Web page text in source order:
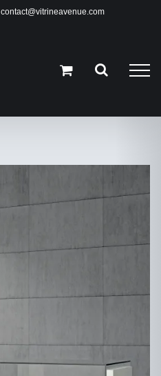
contact@vitrineavenue.com